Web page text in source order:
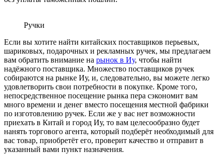
Ручки
Если вы хотите найти китайских поставщиков перьевых,
шариковых, подарочных и рекламных ручек, мы предлагаем
вам обратить внимание на рынок в Иу, чтобы найти
надёжного поставщика. Множество поставщиков ручек
собираются на рынке Иу, и, следовательно, вы можете легко
удовлетворить свои потребности в покупке. Кроме того,
непосредственное посещение рынка пера сэкономит вам
много времени и денег вместо посещения местной фабрики
по изготовлению ручек. Если же у вас нет возможности
приехать в Китай и город Иу, то вам целесообразно будет
нанять торгового агента, который подберёт необходимый для
вас товар, приобретёт его, проверит качество и отправит в
указанный вами пункт назначения.